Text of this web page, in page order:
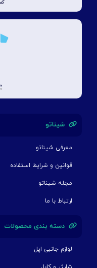
شیناتو
معرفی شیناتو
قوانین و شرایط استفاده
مجله شیناتو
ارتباط با ما
دسته بندی محصولات
لوازم جانبی اپل